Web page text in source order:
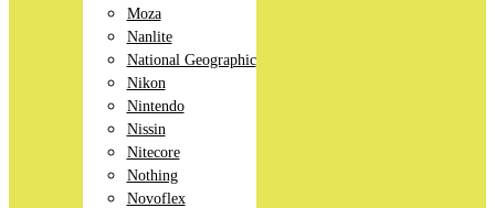
Moza
Nanlite
National Geographic
Nikon
Nintendo
Nissin
Nitecore
Nothing
Novoflex